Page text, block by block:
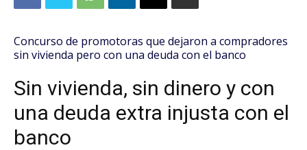
Concurso de promotoras que dejaron a compradores
sin vivienda pero con una deuda con el banco
Sin vivienda, sin dinero y con
una deuda extra injusta con el
banco